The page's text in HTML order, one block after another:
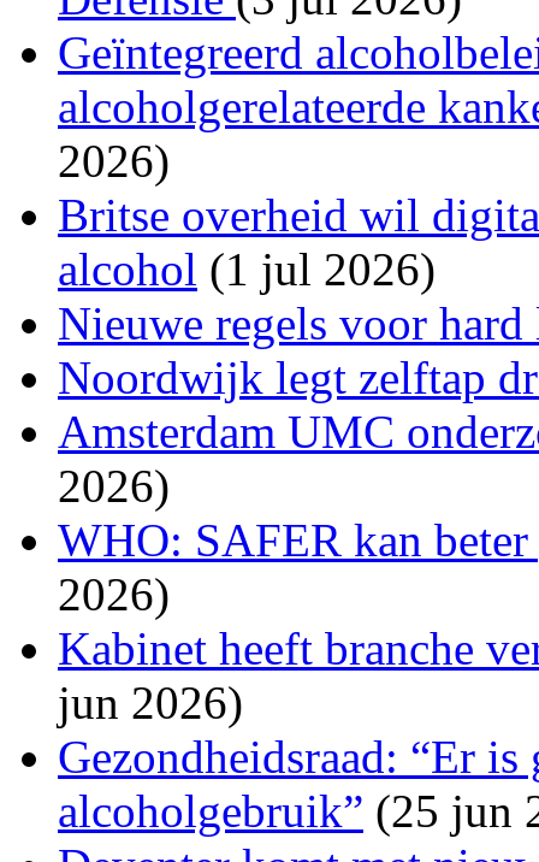
Geïntegreerd
alcoholgerelateerde
2026)
Britse overheid wil
alcohol (1 jul 2026)
Nieuwe regels voor hard
Noordwijk legt zelftap
Amsterdam UMC
2026)
WHO: SAFER kan
2026)
Kabinet heeft branche
jun 2026)
Gezondheidsraad: “Er
alcoholgebruik” (25 jun